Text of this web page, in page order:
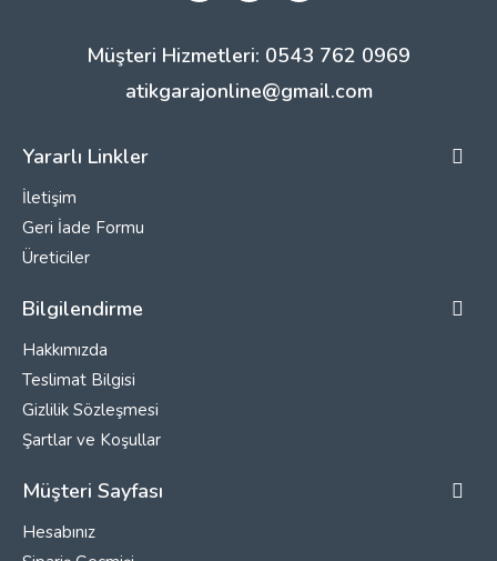
Müşteri Hizmetleri: 0543 762 0969
atikgarajonline@gmail.com
Yararlı Linkler
İletişim
Geri İade Formu
Üreticiler
Bilgilendirme
Hakkımızda
Teslimat Bilgisi
Gizlilik Sözleşmesi
Şartlar ve Koşullar
Müşteri Sayfası
Hesabınız